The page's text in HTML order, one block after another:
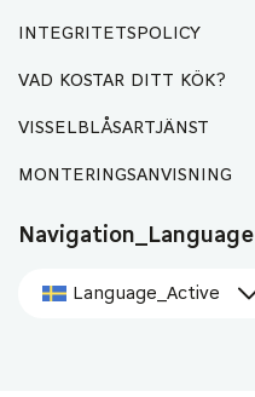
INTEGRITETSPOLICY
VAD KOSTAR DITT KÖK?
VISSELBLÅSARTJÄNST
MONTERINGSANVISNING
Navigation_Language
Language_Active